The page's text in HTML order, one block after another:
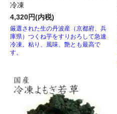
冷凍
4,320円(内税)
厳選された生の丹波産（京都府、兵
庫県）つくね芋をすりおろして急速
冷凍。粘り、風味、艶とも最高で
す。